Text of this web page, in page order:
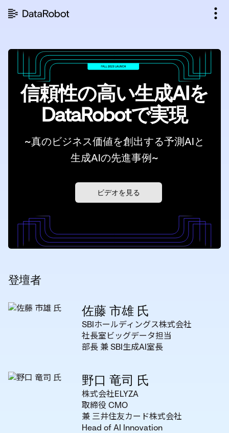
信頼性の高い生成AIを
DataRobotで実現
~真のビジネス価値を創出する予測AIと
生成AIの先進事例~
ビデオを見る
登壇者
佐藤 市雄 氏
SBIホールディングス株式会社
社長室ビッグデータ担当
部長 兼 SBI生成AI室長
野口 竜司 氏
株式会社ELYZA
取締役 CMO
兼 三井住友カード株式会社
Head of AI Innovation